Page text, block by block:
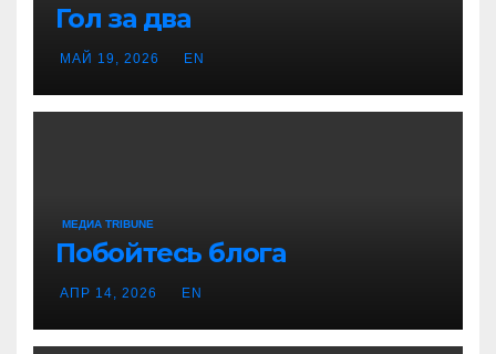
Гол за два
МАЙ 19, 2026 EN
МЕДИА TRIBUNE
Побойтесь блога
АПР 14, 2026 EN